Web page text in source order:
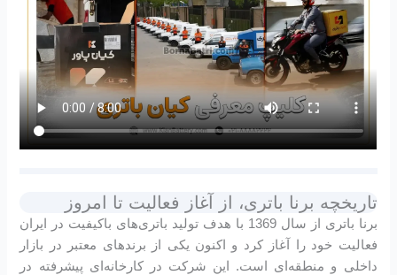
تاریخچه برنا باتری، از آغاز فعالیت تا امروز
برنا باتری از سال 1369 با هدف تولید باتری‌های باکیفیت در ایران
فعالیت خود را آغاز کرد و اکنون یکی از برندهای معتبر در بازار
داخلی و منطقه‌ای است. این شرکت در کارخانه‌ای پیشرفته در